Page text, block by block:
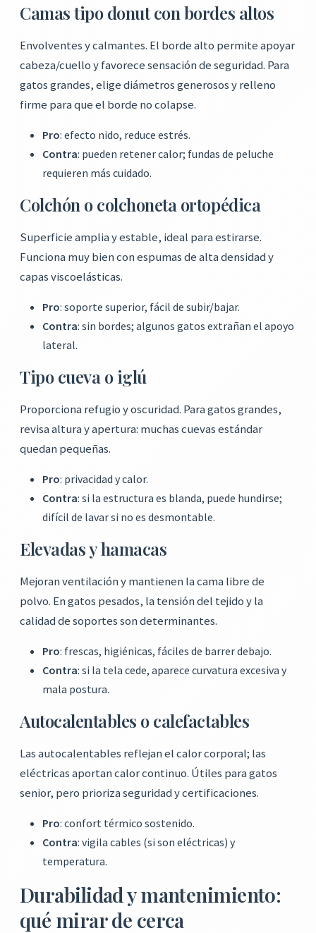
Camas tipo donut con bordes altos
Envolventes y calmantes. El borde alto permite apoyar
cabeza/cuello y favorece sensación de seguridad. Para
gatos grandes, elige diámetros generosos y relleno
firme para que el borde no colapse.
Pro: efecto nido, reduce estrés.
Contra: pueden retener calor; fundas de peluche
requieren más cuidado.
Colchón o colchoneta ortopédica
Superficie amplia y estable, ideal para estirarse.
Funciona muy bien con espumas de alta densidad y
capas viscoelásticas.
Pro: soporte superior, fácil de subir/bajar.
Contra: sin bordes; algunos gatos extrañan el apoyo
lateral.
Tipo cueva o iglú
Proporciona refugio y oscuridad. Para gatos grandes,
revisa altura y apertura: muchas cuevas estándar
quedan pequeñas.
Pro: privacidad y calor.
Contra: si la estructura es blanda, puede hundirse;
difícil de lavar si no es desmontable.
Elevadas y hamacas
Mejoran ventilación y mantienen la cama libre de
polvo. En gatos pesados, la tensión del tejido y la
calidad de soportes son determinantes.
Pro: frescas, higiénicas, fáciles de barrer debajo.
Contra: si la tela cede, aparece curvatura excesiva y
mala postura.
Autocalentables o calefactables
Las autocalentables reflejan el calor corporal; las
eléctricas aportan calor continuo. Útiles para gatos
senior, pero prioriza seguridad y certificaciones.
Pro: confort térmico sostenido.
Contra: vigila cables (si son eléctricas) y
temperatura.
Durabilidad y mantenimiento:
qué mirar de cerca